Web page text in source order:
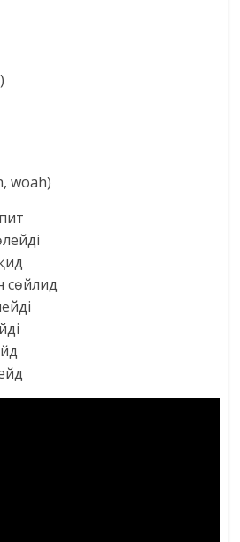
woah)
сөйлид